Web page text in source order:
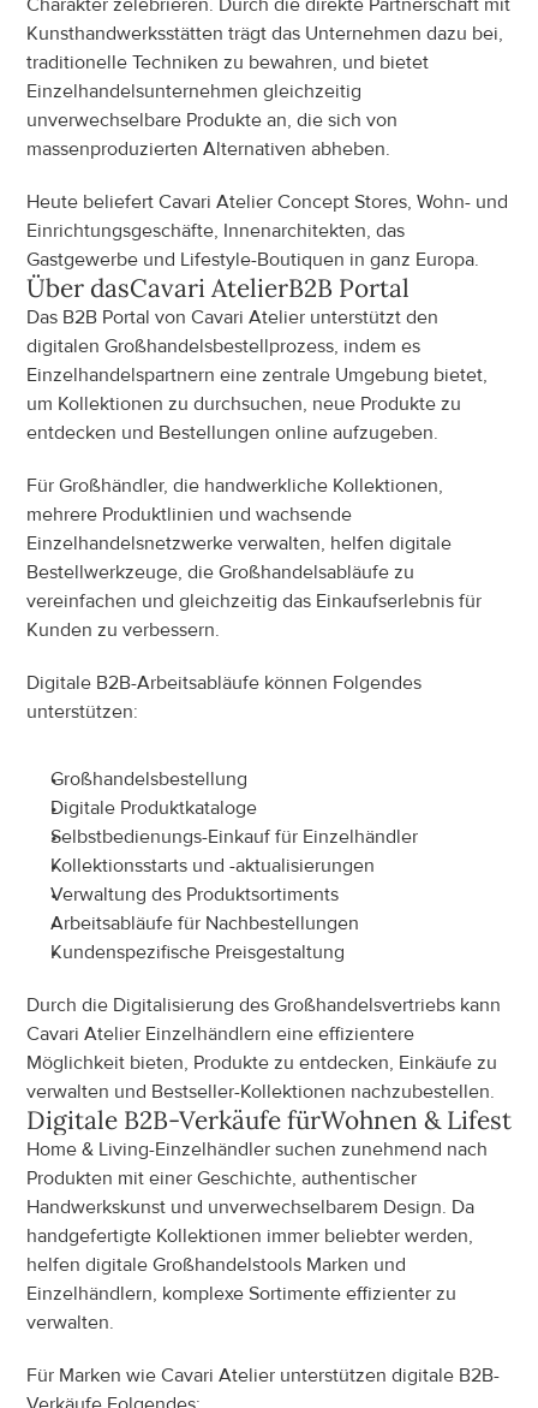
Charakter zelebrieren. Durch die direkte Partnerschaft mit
Kunsthandwerksstätten trägt das Unternehmen dazu bei,
traditionelle Techniken zu bewahren, und bietet
Einzelhandelsunternehmen gleichzeitig
unverwechselbare Produkte an, die sich von
massenproduzierten Alternativen abheben.
Heute beliefert Cavari Atelier Concept Stores, Wohn- und
Einrichtungsgeschäfte, Innenarchitekten, das
Gastgewerbe und Lifestyle-Boutiquen in ganz Europa.
Über dasCavari AtelierB2B Portal
Das B2B Portal von Cavari Atelier unterstützt den
digitalen Großhandelsbestellprozess, indem es
Einzelhandelspartnern eine zentrale Umgebung bietet,
um Kollektionen zu durchsuchen, neue Produkte zu
entdecken und Bestellungen online aufzugeben.
Für Großhändler, die handwerkliche Kollektionen,
mehrere Produktlinien und wachsende
Einzelhandelsnetzwerke verwalten, helfen digitale
Bestellwerkzeuge, die Großhandelsabläufe zu
vereinfachen und gleichzeitig das Einkaufserlebnis für
Kunden zu verbessern.
Digitale B2B-Arbeitsabläufe können Folgendes
unterstützen:
Großhandelsbestellung
Digitale Produktkataloge
Selbstbedienungs-Einkauf für Einzelhändler
Kollektionsstarts und -aktualisierungen
Verwaltung des Produktsortiments
Arbeitsabläufe für Nachbestellungen
Kundenspezifische Preisgestaltung
Durch die Digitalisierung des Großhandelsvertriebs kann
Cavari Atelier Einzelhändlern eine effizientere
Möglichkeit bieten, Produkte zu entdecken, Einkäufe zu
verwalten und Bestseller-Kollektionen nachzubestellen.
Digitale B2B-Verkäufe fürWohnen &
Home & Living-Einzelhändler suchen zunehmend nach
Produkten mit einer Geschichte, authentischer
Handwerkskunst und unverwechselbarem Design. Da
handgefertigte Kollektionen immer beliebter werden,
helfen digitale Großhandelstools Marken und
Einzelhändlern, komplexe Sortimente effizienter zu
verwalten.
Für Marken wie Cavari Atelier unterstützen digitale B2B-